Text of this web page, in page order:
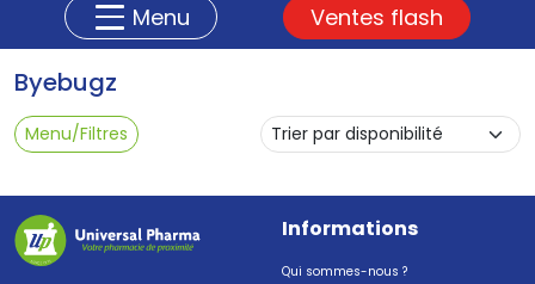
Menu Ventes flash
Byebugz
Menu/Filtres
Informations
Qui sommes-nous ?